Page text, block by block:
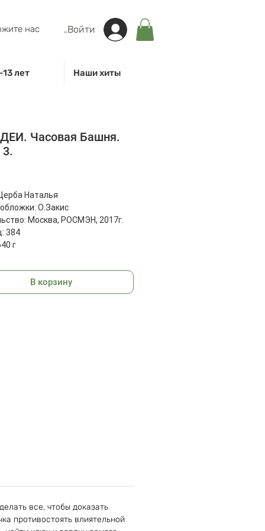
нас Войти
13 лет Наши хиты
Часовая Башня.
3.
Наталья
О.Закис
Москва, РОСМЭН, 2017г.
384
г
В корзину
все, чтобы доказать
противостоять влиятельной